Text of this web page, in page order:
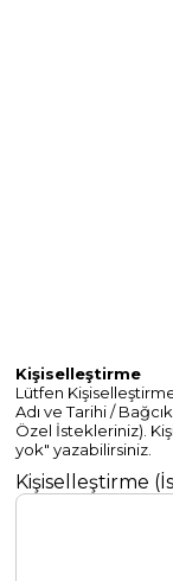
Kişiselleştirme
Lütfen
Adı ve Tarihi /
Özel İstekleriniz).
yok" yazabilirsiniz.
Kişiselleştirme